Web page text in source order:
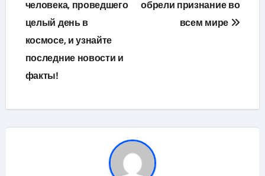
человека, проведшего
целый день в
космосе, и узнайте
последние новости и
факты!
обрели признание во
всем мире